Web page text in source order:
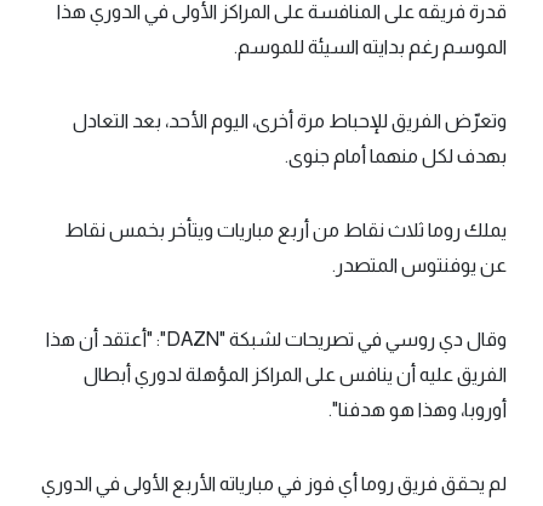
قدرة فريقه على المنافسة على المراكز الأولى في الدوري هذا
الموسم رغم بدايته السيئة للموسم.
وتعرّض الفريق للإحباط مرة أخرى، اليوم الأحد، بعد التعادل
بهدف لكل منهما أمام جنوى.
يملك روما ثلاث نقاط من أربع مباريات ويتأخر بخمس نقاط
عن يوفنتوس المتصدر.
وقال دي روسي في تصريحات لشبكة "DAZN": "أعتقد أن هذا
الفريق عليه أن ينافس على المراكز المؤهلة لدوري أبطال
أوروبا، وهذا هو هدفنا".
لم يحقق فريق روما أي فوز في مبارياته الأربع الأولى في الدوري